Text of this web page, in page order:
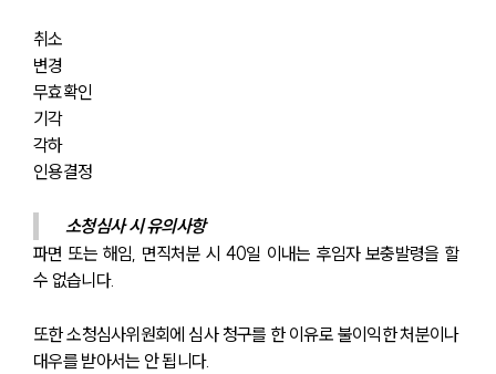
취소
변경
무효확인
기각
각하
인용결정
소청심사 시 유의사항
파면 또는 해임, 면직처분 시 40일 이내는 후임자 보충발령을 할
수 없습니다.
또한 소청심사위원회에 심사 청구를 한 이유로 불이익한 처분이나
대우를 받아서는 안 됩니다.